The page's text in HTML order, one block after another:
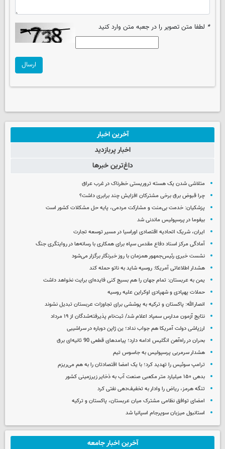
* لطفا متن تصویر را در جعبه متن وارد کنید
ارسال
آخرین اخبار
اخبار پربازدید
داغ‌ترین خبرها
متلاشی شدن یک هسته تروریستی خطرناک در غرب عراق
چرا قبوض برق برخی مشترکان افزایش چند برابری داشت؟
پزشکیان: خدمت بی‌منت و مشارکت مردمی، پایه حل مشکلات کشور است
بیفوما در پرسپولیس ماندنی شد
ایران، شریک اتحادیه اقتصادی اوراسیا در مسیر توسعه تجارت
آمادگی مرکز اسناد دفاع مقدس سپاه برای همکاری با رسانه‌ها در روایتگری جنگ
نشست خبری رئیس‌جمهور همزمان با روز خبرنگار برگزار می‌شود
هشدار اطلاعاتی آمریکا: روسیه شاید به ناتو حمله کند
یمن به عربستان: تمام جهان را هم بسیج کنی فایده‌ای برایت نخواهد داشت
حملات پهپادی و شهپادی اوکراین علیه روسیه
انصارالله: پاکستان و ترکیه به پوششی برای تجاوزات عربستان تبدیل نشوند
نتایج آزمون مدارس سمپاد اعلام شد/ ثبت‌نام پذیرفته‌شدگان از ۱۹ مرداد
ارزپاشی دولت آمریکا هم جواب نداد؛ ین ژاپن دوباره در سراشیبی
بحران در راه‌آهن انگلیس ادامه دارد؛ پیامدهای قطعی 90 ثانیه‌ای برق
هشدار سرمربی پرسپولیس به جاسوس تیم
ترامپ سوئیس را تهدید کرد؛ با یک امضا اقتصادتان را به هم می‌ریزم
بدهی ۱۵۰ میلیارد متر مکعبی صنعت آب به ذخایر زیرزمینی کشور
تنگه هرمز، ریاض را وادار به تخفیف‌دهی نفتی کرد
امضای توافق نظامی مشترک میان عربستان، پاکستان و ترکیه
استانبول میزبان سوپرجام اسپانیا شد
آخرین اخبار جامعه